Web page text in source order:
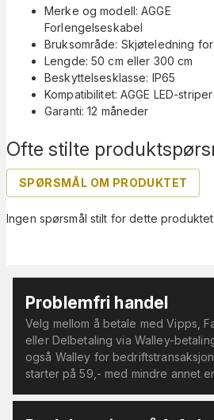
Ofte stilte
SPØRSMÅL OM PRODUKTET
Ingen spørsmål stilt for dette
Merke og modell: AGGE
Forlengelseskabel
Bruksområde: Skjøteledning
Lengde: 50 cm eller 300 cm
Beskyttelsesklasse: IP65
Kompatibilitet: AGGE LED-striper
Garanti: 12 måneder
Problemfri handel
Velg mellom å betale med Vipps,
eller Delbetaling via Walley-
også Walley for
starter på 59,- med mindre annet